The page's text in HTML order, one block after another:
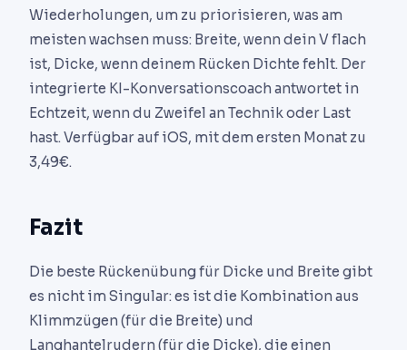
Wiederholungen, um zu priorisieren, was am
meisten wachsen muss: Breite, wenn dein V flach
ist, Dicke, wenn deinem Rücken Dichte fehlt. Der
integrierte KI-Konversationscoach antwortet in
Echtzeit, wenn du Zweifel an Technik oder Last
hast. Verfügbar auf iOS, mit dem ersten Monat zu
3,49€.
Fazit
Die beste Rückenübung für Dicke und Breite gibt
es nicht im Singular: es ist die Kombination aus
Klimmzügen (für die Breite) und
Langhantelrudern (für die Dicke), die einen